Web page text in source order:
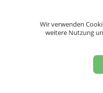
Malta,
Slowakei,
Wir verwenden
weitere Nutzung